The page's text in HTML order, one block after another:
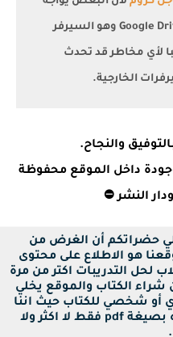
مشاكل عند التحميل من Google Drive وهو السيرفر
لأي مخاطر قد تحدث
الخارجية.
والنجاح.
داخل الموقع محفوظة
النشر ⛔
حضراتكم أن الغرض من
هو الاطلاع على محتوى
لحل التدريبات اكتر من مرة
شراء الكتاب والموقع يخلي
أو شخصي للكتاب حيث اننا
نشاركه من المصادر التي توفره بصيغة pdf فقط لا اكثر ولا